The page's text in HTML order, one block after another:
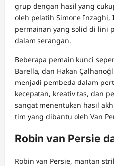
grup dengan hasil yang
oleh pelatih Simone Inzaghi,
permainan yang solid di lini
dalam serangan.
Beberapa pemain kunci
Barella, dan Hakan
menjadi pembeda dalam
kecepatan, kreativitas, dan
sangat menentukan hasil
tim yang dibantu oleh Van
Robin van Persie
Robin van Persie, mantan